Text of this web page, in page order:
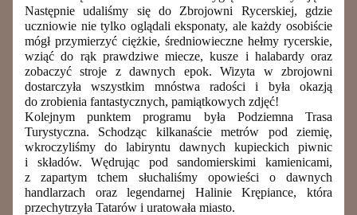
Następnie udaliśmy się do Zbrojowni Rycerskiej, gdzie
uczniowie nie tylko oglądali eksponaty, ale każdy osobiście
mógł przymierzyć ciężkie, średniowieczne hełmy rycerskie,
wziąć do rąk prawdziwe miecze, kusze i halabardy oraz
zobaczyć stroje z dawnych epok. Wizyta w zbrojowni
dostarczyła wszystkim mnóstwa radości i była okazją
do zrobienia fantastycznych, pamiątkowych zdjęć!
Kolejnym punktem programu była Podziemna Trasa
Turystyczna. Schodząc kilkanaście metrów pod ziemię,
wkroczyliśmy do labiryntu dawnych kupieckich piwnic
i składów. Wędrując pod sandomierskimi kamienicami,
z zapartym tchem słuchaliśmy opowieści o dawnych
handlarzach orazlegendarnej Halinie Krępiance, która
przechytrzyła Tatarów i uratowała miasto.